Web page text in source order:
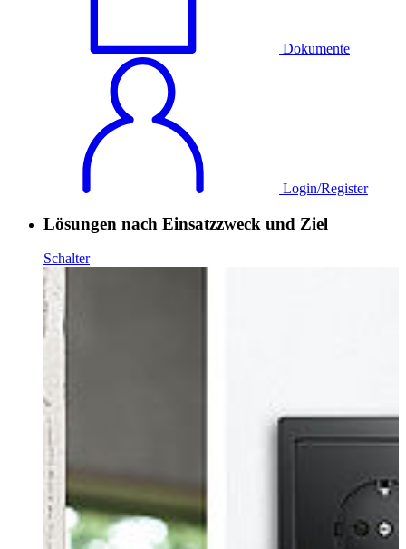
Dokumente
Login/Register
Lösungen nach Einsatzzweck und Ziel
Schalter